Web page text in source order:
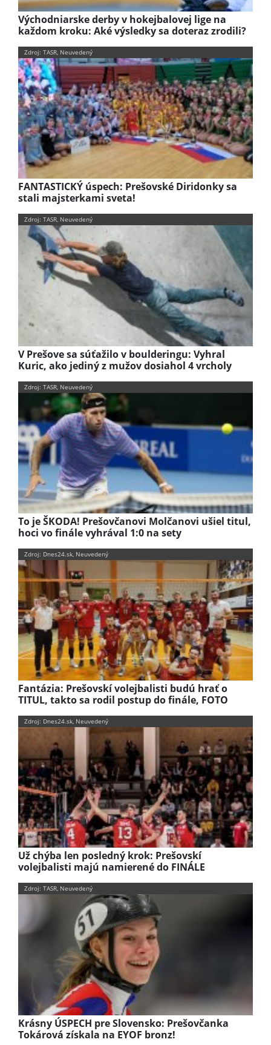
Východniarske derby v hokejbalovej lige na
každom kroku: Aké výsledky sa doteraz zrodili?
Zdroj: TASR, Neuvedený
FANTASTICKÝ úspech: Prešovské Diridonky sa
stali majsterkami sveta!
Zdroj: TASR, Neuvedený
V Prešove sa súťažilo v boulderingu: Vyhral
Kuric, ako jediný z mužov dosiahol 4 vrcholy
Zdroj: TASR, Neuvedený
To je ŠKODA! Prešovčanovi Molčanovi ušiel titul,
hoci vo finále vyhrával 1:0 na sety
Zdroj: Dnes24.sk, Neuvedený
Fantázia: Prešovskí volejbalisti budú hrať o
TITUL, takto sa rodil postup do finále, FOTO
Zdroj: Dnes24.sk, Neuvedený
Už chýba len posledný krok: Prešovskí
volejbalisti majú namierené do FINÁLE
Zdroj: TASR, Neuvedený
Krásny ÚSPECH pre Slovensko: Prešovčanka
Tokárová získala na EYOF bronz!